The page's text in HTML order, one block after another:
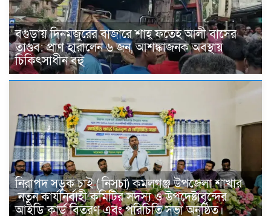
বগুড়ায় দিনমজুরের বাজারে শাহ্ ফতেহ আলী বাসের
তাণ্ডব: প্রাণ হারালেন ৬ জন, আশঙ্কাজনক অবস্থায়
চিকিৎসাধীন বহু
নিরাপদ সড়ক চাই ( নিসচা) কমলগঞ্জ উপজেলা শাখার
নতুন কার্যনির্বাহী কমিটির সদস্য ও উপদেষ্টাবৃন্দের
আইডি কার্ড বিতরণ এবং পরিচিতি সভা অনুষ্ঠিত।